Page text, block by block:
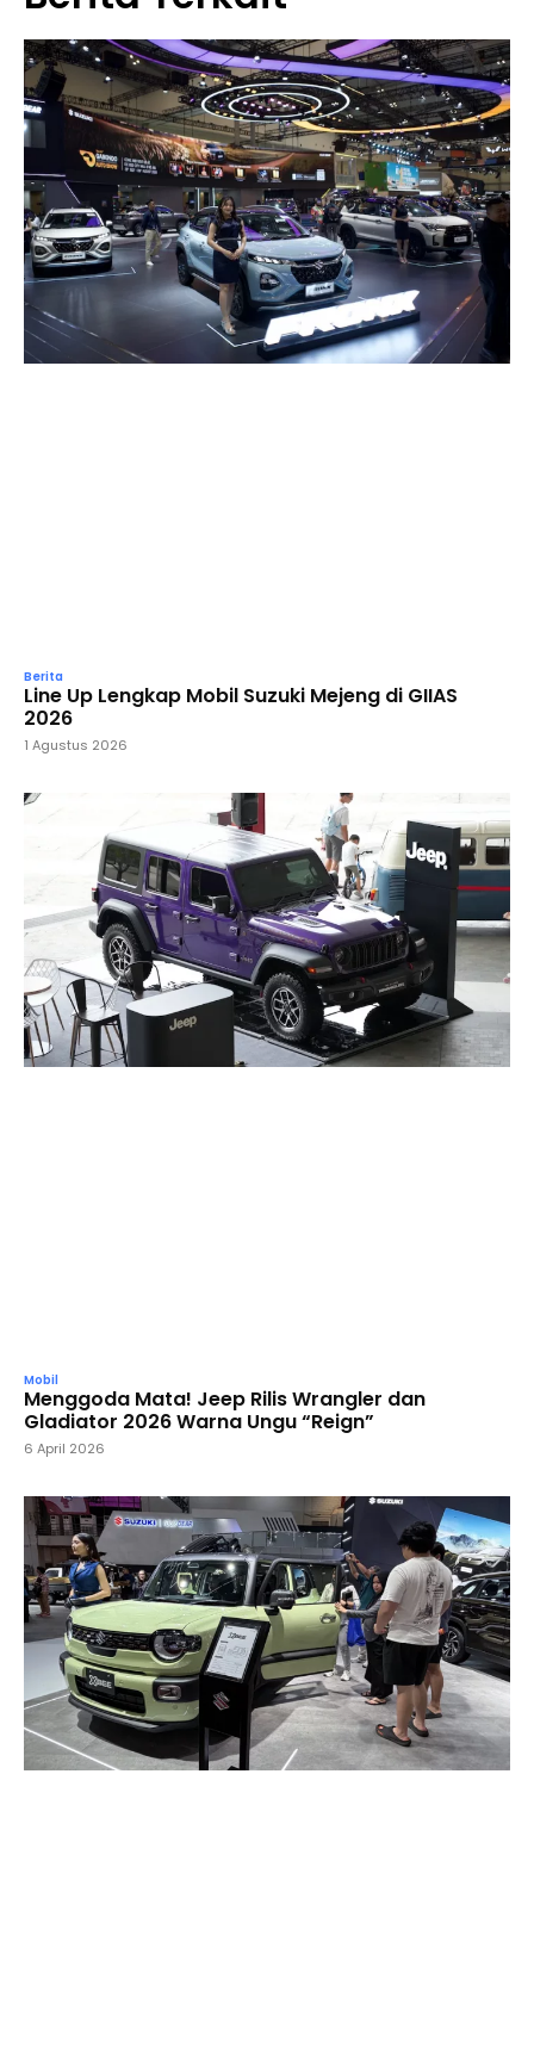
Berita
Line Up Lengkap Mobil Suzuki Mejeng di GIIAS
2026
1 Agustus 2026
Mobil
Menggoda Mata! Jeep Rilis Wrangler dan
Gladiator 2026 Warna Ungu “Reign”
6 April 2026